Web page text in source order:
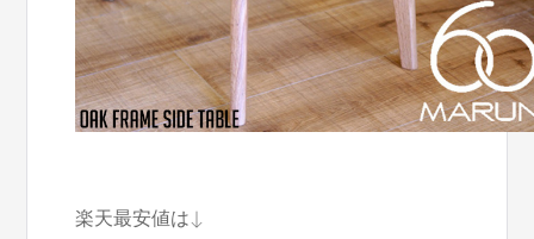
楽天最安値は↓